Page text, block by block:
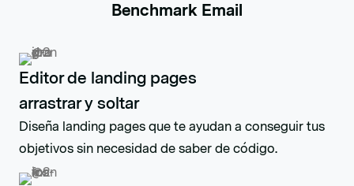
Benchmark Email
Editor de landing pages
arrastrar y soltar
Diseña landing pages que te ayudan a conseguir tus
objetivos sin necesidad de saber de código.